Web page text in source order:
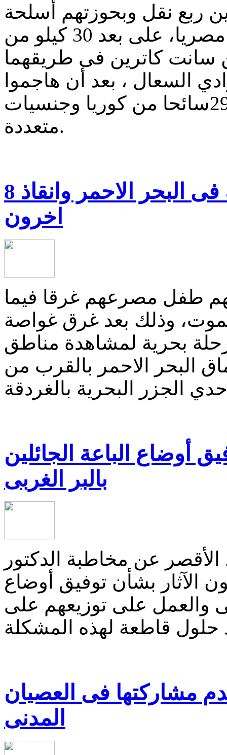
ربع نقل وبحوزتهم أسلحة
آلية ثلاثة سائحين كوريين ومرشد مصريا، على بعد 30 كيلو من
سانت كاترين فى طريقهما
السعال ، بعد أن هاجموا
الأتوبيس السياحي الذى كان يقل29سائحا من كوريا وجنسيات
متعددة.
مصرع 3 سياح المان بغواصة فى البحر الاحمر وانقاذ 8
اخرون
طفل مصرعهم غرقا فيما
8 منهم من الموت، وذلك بعد غرق غواصة
بحرية لمشاهدة مناطق
البحر الاحمر بالقرب من
أوضاع الباعة الجائلين
بالبر الغربى
عن مخاطبة الدكتور
الآثار بشأن توفيق أوضاع
والعمل على توزيعهم على
مشاركتها فى العصيان
المدنى